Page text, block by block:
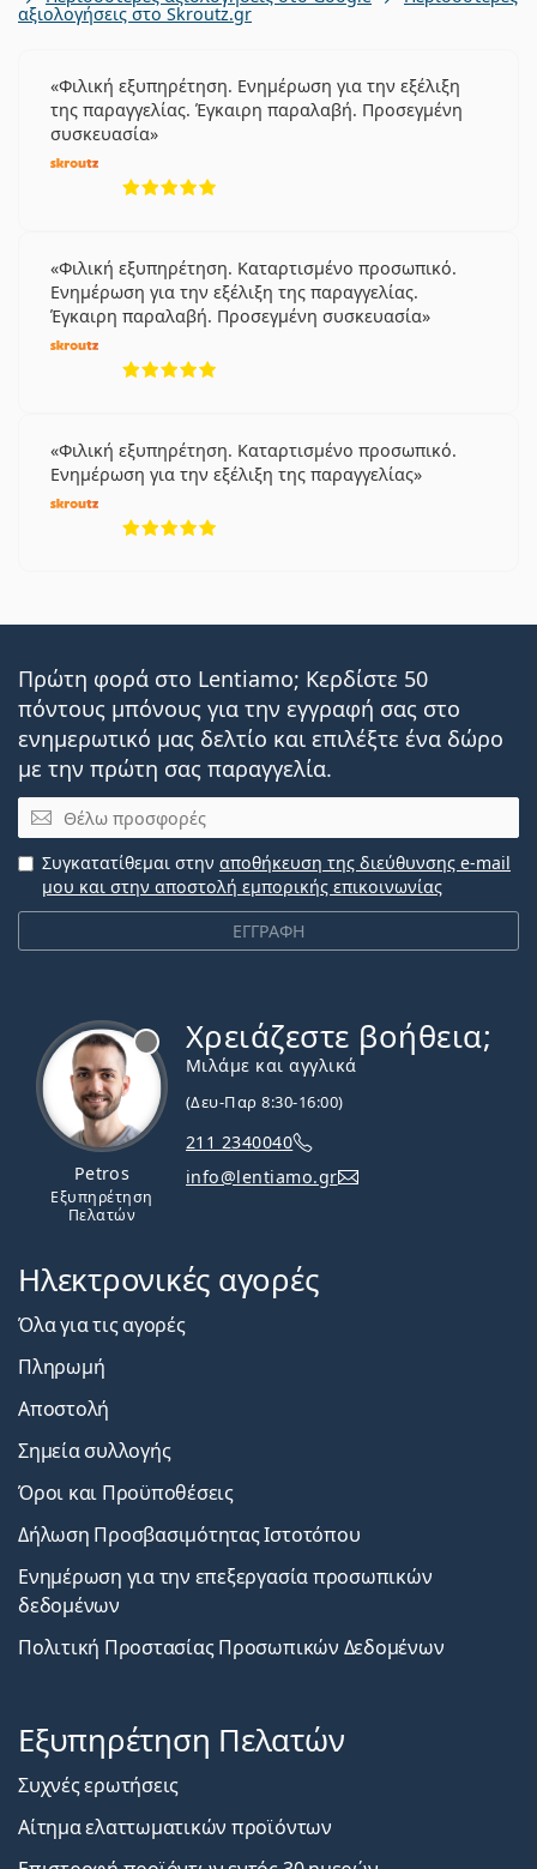
αξιολογήσεις στο Skroutz.gr
Φιλική εξυπηρέτηση. Ενημέρωση για την εξέλιξη
της παραγγελίας. Έγκαιρη παραλαβή. Προσεγμένη
συσκευασία
Φιλική εξυπηρέτηση. Καταρτισμένο προσωπικό.
Ενημέρωση για την εξέλιξη της παραγγελίας.
Έγκαιρη παραλαβή. Προσεγμένη συσκευασία
Φιλική εξυπηρέτηση. Καταρτισμένο προσωπικό.
Ενημέρωση για την εξέλιξη της παραγγελίας
Πρώτη φορά στο Lentiamo; Κερδίστε 50
πόντους μπόνους για την εγγραφή σας στο
ενημερωτικό μας δελτίο και επιλέξτε ένα δώρο
με την πρώτη σας παραγγελία.
Email
ΕΓΓΡΑΦΗ
Συγκατατίθεμαι στην αποθήκευση της διεύθυνσης e-mail
μου και στην αποστολή εμπορικής επικοινωνίας
Petros
Εξυπηρέτηση
Πελατών
Χρειάζεστε βοήθεια;
Μιλάμε και αγγλικά
(Δευ-Παρ 8:30-16:00)
211 2340040
info@lentiamo.gr
Ηλεκτρονικές αγορές
Όλα για τις αγορές
Πληρωμή
Αποστολή
Σημεία συλλογής
Όροι και Προϋποθέσεις
Δήλωση Προσβασιμότητας Ιστοτόπου
Ενημέρωση για την επεξεργασία προσωπικών
δεδομένων
Πολιτική Προστασίας Προσωπικών Δεδομένων
Εξυπηρέτηση Πελατών
Συχνές ερωτήσεις
Αίτημα ελαττωματικών προϊόντων